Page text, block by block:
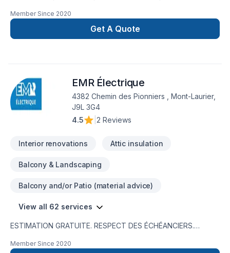
Marc Antoine Giroux GMA Construction Inc.
Member Since 2020
Get A Quote
EMR Électrique
4382 Chemin des Pionniers , Mont-Laurier,
J9L 3G4
4.5
2 Reviews
Interior renovations Attic insulation
Balcony & Landscaping
Balcony and/or Patio (material advice)
View all 62 services
ESTIMATION GRATUITE. RESPECT DES ÉCHÉANCIERS.
électricien à Mont-Laurier, propose des solutions innovantes
Member Since 2020